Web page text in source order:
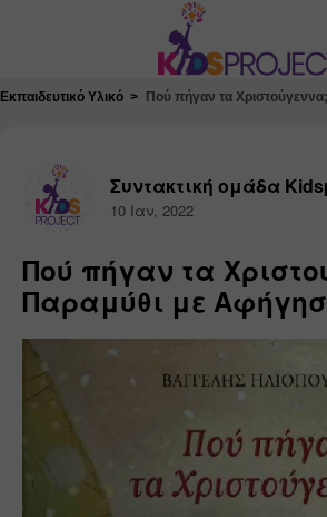
Κλείσιμο
Εκπαιδευτικό Υλικό Πού πήγαν τα
Συντακτική ομάδα
10 Ιαν, 2022
Πού πήγαν τα
Παραμύθι με